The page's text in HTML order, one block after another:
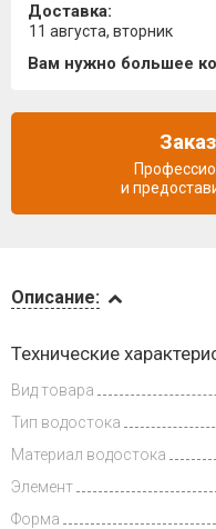
и оплата
Описание:
Технические
Вид товара
Тип водостока
Материал водостока
Элемент
Форма
Доставка:
11 августа, вторник
Вам нужно большее
и